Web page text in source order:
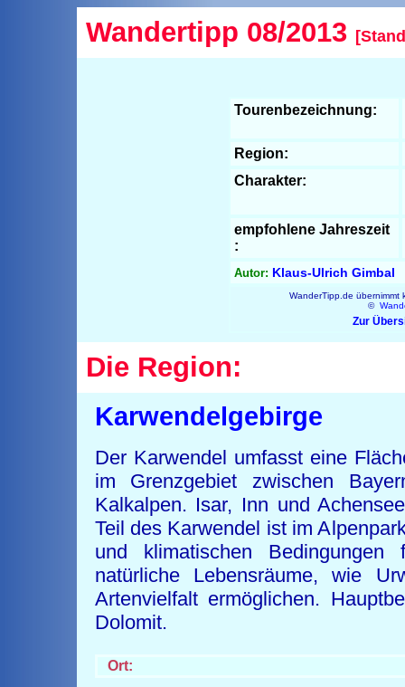
Wandertipp 08/2013
Tourenbezeichnung:
Region:
Charakter:
empfohlene Jahreszeit
:
Autor: Klaus-Ulrich Gimbal
WanderTipp.de übernimmt
©
Zur
Die Region:
Karwendelgebirge
Der Karwendel umfasst eine
im Grenzgebiet zwischen
Kalkalpen. Isar, Inn und
Teil des Karwendel ist im
und klimatischen
natürliche Lebensräume, wie
Artenvielfalt ermöglichen.
Dolomit.
Ort: